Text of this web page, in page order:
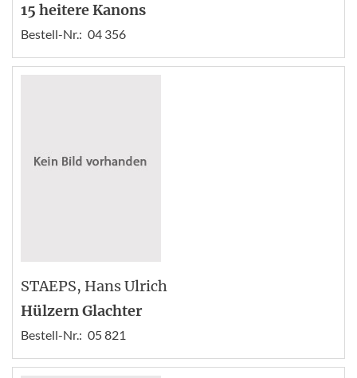
15 heitere Kanons
Bestell-Nr.: 04 356
STAEPS, Hans Ulrich
Hülzern Glachter
Bestell-Nr.: 05 821